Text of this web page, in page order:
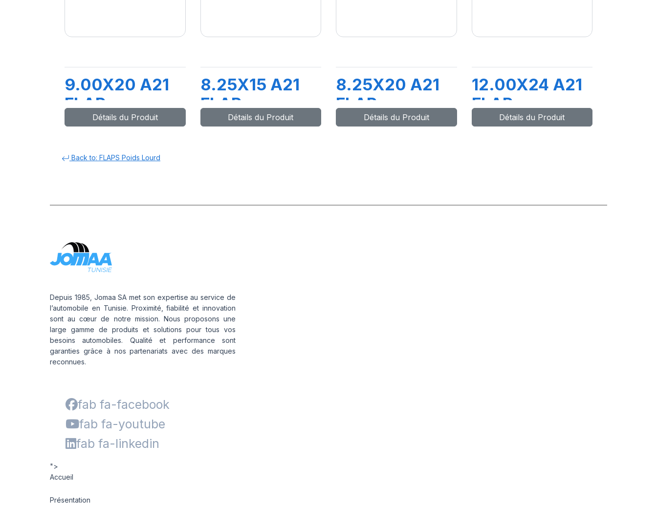
9.00X20 A21
FLAP
Détails du Produit
8.25X15 A21
FLAP
Détails du Produit
8.25X20 A21
FLAP
Détails du Produit
12.00X24 A21
FLAP
Détails du Produit
Back to: FLAPS Poids Lourd
Depuis 1985, Jomaa SA met son expertise au service de
l’automobile en Tunisie. Proximité, fiabilité et innovation
sont au cœur de notre mission. Nous proposons une
large gamme de produits et solutions pour tous vos
besoins automobiles. Qualité et performance sont
garanties grâce à nos partenariats avec des marques
reconnues.
fab fa-facebook
fab fa-youtube
fab fa-linkedin
">
Accueil
Présentation